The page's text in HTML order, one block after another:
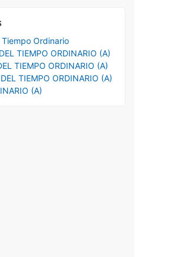
Ordinario
TIEMPO ORDINARIO (A)
TIEMPO ORDINARIO (A)
TIEMPO ORDINARIO (A)
(A)